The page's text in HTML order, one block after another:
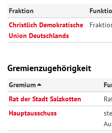
Fraktion
Christlich Demokratische
Union Deutschlands
Gremienzugehörigkeit
Gremium
Rat der Stadt Salzkotten
Hauptausschuss